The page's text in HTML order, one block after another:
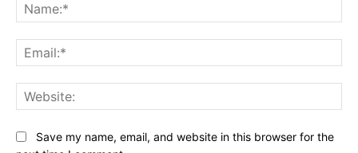
Save my name, email, and website in this browser for the